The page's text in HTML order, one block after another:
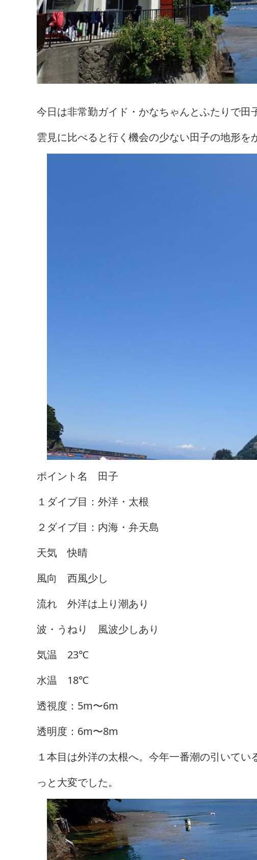
今日は非常勤ガイド・かなちゃんとふたりで田
雲見に比べると行く機会の少ない田子の地形を
ポイント名 田子
１ダイブ目：外洋・太根
２ダイブ目：内海・弁天島
天気 快晴
風向 西風少し
流れ 外洋は上り潮あり
波・うねり 風波少しあり
気温 23℃
水温 18℃
透視度：5m〜6m
透明度：6m〜8m
１本目は外洋の太根へ。今年一番潮の引いて
っと大変でした。